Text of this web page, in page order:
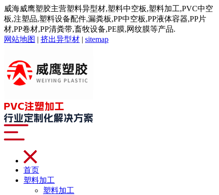
威海威鹰塑胶主营塑料异型材,塑料中空板,塑料加工,PVC中空
板,注塑品,塑料设备配件,漏粪板,PP中空板,PP液体容器,PP片
材,PP卷材,PP清粪带,畜牧设备,PE膜,网纹膜等产品.
网站地图 | 挤出异型材 | sitemap
首页
塑料加工
塑料加工